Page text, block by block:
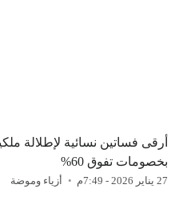
أرقى فساتين نسائية لإطلالة
بخصومات تفوق 60%
27 يناير 2026 - 7:49م أزياء وموضة